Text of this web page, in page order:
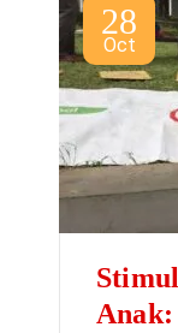
28
Oct